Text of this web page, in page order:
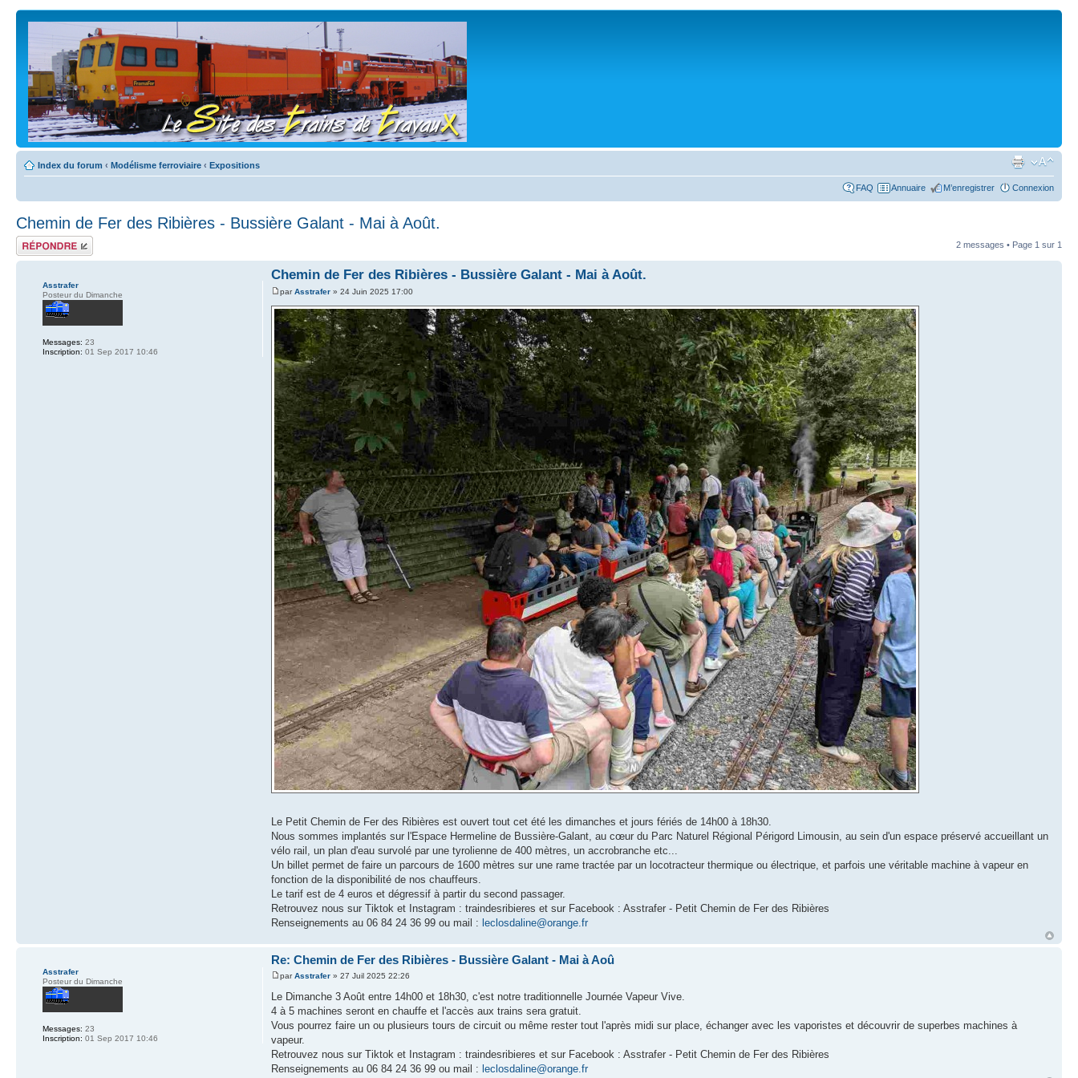
Index du forum ‹ Modélisme ferroviaire ‹ Expositions
FAQ Annuaire M’enregistrer Connexion
Chemin de Fer des Ribières - Bussière Galant - Mai à Août.
Répondre 2 messages • Page 1 sur 1
Chemin de Fer des Ribières - Bussière Galant - Mai à Août.
parAsstrafer » 24 Juin 2025 17:00
Le Petit Chemin de Fer des Ribières est ouvert tout cet été les dimanches et jours fériés de 14h00 à 18h30.
Nous sommes implantés sur l'Espace Hermeline de Bussière-Galant, au cœur du Parc Naturel Régional Périgord Limousin, au sein d'un espace préservé accueillant un
vélo rail, un plan d'eau survolé par une tyrolienne de 400 mètres, un accrobranche etc...
Un billet permet de faire un parcours de 1600 mètres sur une rame tractée par un locotracteur thermique ou électrique, et parfois une véritable machine à vapeur en
fonction de la disponibilité de nos chauffeurs.
Le tarif est de 4 euros et dégressif à partir du second passager.
Retrouvez nous sur Tiktok et Instagram : traindesribieres et sur Facebook : Asstrafer - Petit Chemin de Fer des Ribières
Renseignements au 06 84 24 36 99 ou mail : leclosdaline@orange.fr
Asstrafer
Posteur du Dimanche
Messages: 23
Inscription: 01 Sep 2017 10:46
Re: Chemin de Fer des Ribières - Bussière Galant - Mai à Aoû
parAsstrafer » 27 Juil 2025 22:26
Le Dimanche 3 Août entre 14h00 et 18h30, c'est notre traditionnelle Journée Vapeur Vive.
4 à 5 machines seront en chauffe et l'accès aux trains sera gratuit.
Vous pourrez faire un ou plusieurs tours de circuit ou même rester tout l'après midi sur place, échanger avec les vaporistes et découvrir de superbes machines à
vapeur.
Retrouvez nous sur Tiktok et Instagram : traindesribieres et sur Facebook : Asstrafer - Petit Chemin de Fer des Ribières
Renseignements au 06 84 24 36 99 ou mail :leclosdaline@orange.fr
Asstrafer
Posteur du Dimanche
Messages: 23
Inscription: 01 Sep 2017 10:46